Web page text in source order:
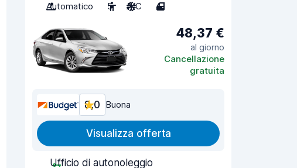
Automatico
5 A/C 4
48,37 €
al giorno
Cancellazione
gratuita
8,0 Buona
Visualizza offerta
Ufficio di autonoleggio